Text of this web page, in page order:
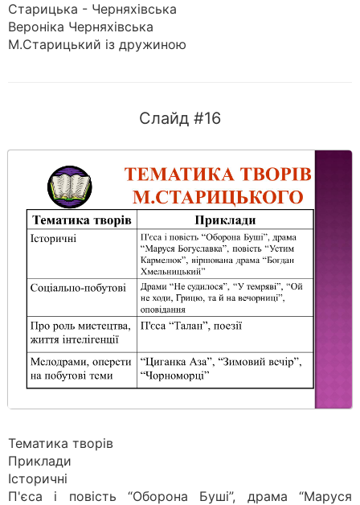
Старицька - Черняхівська
Вероніка Черняхівська
М.Старицький із дружиною
Слайд #16
Тематика творів
Приклади
Історичні
П'єса і повість “Оборона Буші”, драма “Маруся